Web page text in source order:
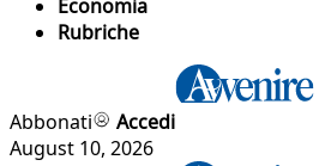
Economia
Rubriche
Abbonati
Accedi
August 10, 2026